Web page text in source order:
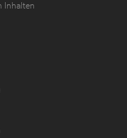
Inhalten